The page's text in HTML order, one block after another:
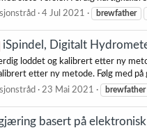
4 Jul 2021 brewfather
iSpindel, Digitalt
loddet og kalibrert etter ny
etter ny metode. Følg med
23 Mai 2021 brewfather
basert på